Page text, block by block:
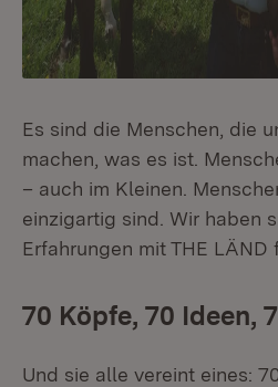
Es sind die Menschen, die
machen, was es ist.
– auch im Kleinen.
einzigartig sind. Wir haben
Erfahrungen mit THE
70 Köpfe, 70 Ideen,
Und sie alle vereint eines: